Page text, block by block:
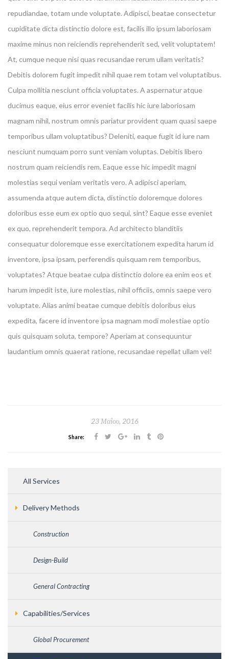
repudiandae, totam unde voluptate. Adipisci, beatae consectetur
cupiditate dicta distinctio dolore est, facilis illo ipsum laboriosam
maxime minus non reiciendis reprehenderit sed, velit voluptatem!
At, cumque neque nisi quas recusandae rerum ullam veritatis?
Debitis dolorem fugit impedit nihil quae rem totam vel voluptatibus.
Culpa mollitia nesciunt officia voluptates. A aspernatur atque
ducimus eaque, eius error eveniet facilis hic iure laboriosam
magnam nihil, nostrum omnis pariatur provident quam quasi saepe
temporibus ullam voluptatibus? Deleniti, eaque fugit id iure nam
nesciunt numquam porro sunt veniam voluptas. Debitis libero
nostrum quam reiciendis rem. Eaque esse hic impedit magni
molestias sequi veniam veritatis vero. A adipisci aperiam,
assumenda atque autem dicta, distinctio doloremque dolores
doloribus esse eum ex optio quo sequi, sint? Eaque esse eveniet
ex quo, reprehenderit tempora. Ad architecto blanditiis
consequatur doloremque esse exercitationem expedita harum id
inventore, ipsa ipsam, perferendis quisquam rem temporibus,
voluptates? Atque beatae culpa distinctio dolore ea enim eos et
harum impedit iste, iure molestias, nihil officiis, omnis saepe vero
voluptate. Alias animi beatae cumque debitis doloribus eius
expedita, facere id inventore ipsa magnam modi molestiae optio
quis quisquam soluta, tempore? Aperiam at consequuntur
laudantium omnis quaerat ratione, recusandae repellat ullam vel!
23 Μαΐου, 2016
Share:
All Services
Delivery Methods
Construction
Design-Build
General Contracting
Capabilities/Services
Global Procurement